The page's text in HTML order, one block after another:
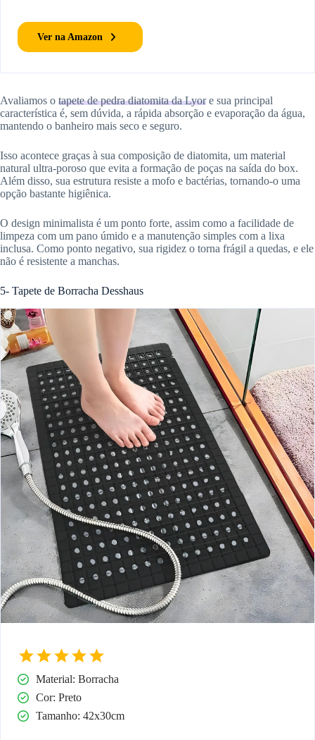
Ver na Amazon
Avaliamos o tapete de pedra diatomita da Lyore sua principal
característica é, sem dúvida, a rápida absorção e evaporação da água,
mantendo o banheiro mais seco e seguro.
Isso acontece graças à sua composição de diatomita, um material
natural ultra-poroso que evita a formação de poças na saída do box.
Além disso, sua estrutura resiste a mofo e bactérias, tornando-o uma
opção bastante higiênica.
O design minimalista é um ponto forte, assim como a facilidade de
limpeza com um pano úmido e a manutenção simples com a lixa
inclusa. Como ponto negativo, sua rigidez o torna frágil a quedas, e ele
não é resistente a manchas.
5- Tapete de Borracha Desshaus
Material: Borracha
Cor: Preto
Tamanho: 42x30cm